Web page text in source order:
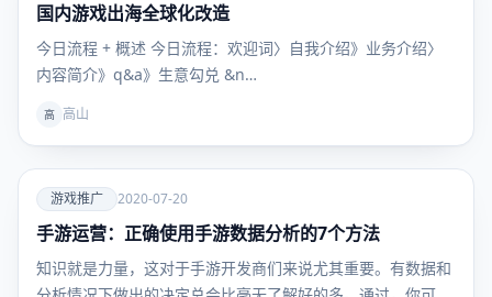
出海专
栏
国内游戏出海全球化改造
今⽇流程 + 概述 今日流程：欢迎词〉自我介绍》业务介绍〉
内容简介》q&a》生意勾兑 &n…
高 高山
爱
游戏推
广
游戏推广 2020-07-20
手游运营：正确使用手游数据分析的7个方法
知识就是力量，这对于手游开发商们来说尤其重要。有数据和